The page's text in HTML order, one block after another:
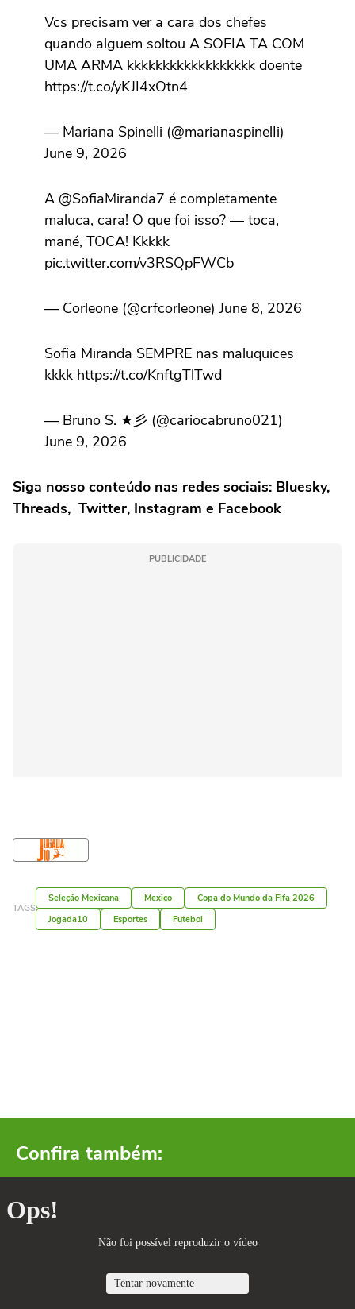
Vcs precisam ver a cara dos chefes
quando alguem soltou A SOFIA TA COM
UMA ARMA kkkkkkkkkkkkkkkkkk doente
https://t.co/yKJI4xOtn4
— Mariana Spinelli (@marianaspinelIi)
June 9, 2026
A @SofiaMiranda7 é completamente
maluca, cara! O que foi isso? — toca,
mané, TOCA! Kkkkk
pic.twitter.com/v3RSQpFWCb
— Corleone (@crfcorleone) June 8, 2026
Sofia Miranda SEMPRE nas maluquices
kkkk https://t.co/KnftgTlTwd
— Bruno S. ★彡 (@cariocabruno021)
June 9, 2026
Siga nosso conteúdo nas redes sociais: Bluesky,
Threads, Twitter, Instagram e Facebook
PUBLICIDADE
TAGS
Seleção Mexicana Mexico
Copa do Mundo da Fifa 2026
Jogada10
Esportes Futebol
Confira também: